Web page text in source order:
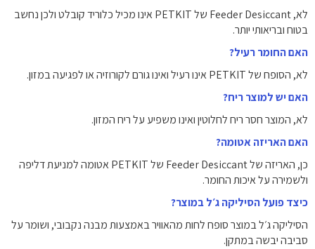
לא, Feeder Desiccant של PETKIT אינו מכיל כלוריד קובלט ולכן נחשב
בטוח ובריאותי יותר.
האם החומר רעיל?
לא, הסופח של PETKIT אינו רעיל ואינו גורם לקורוזיה או לפגיעה במזון.
האם יש למוצר ריח?
לא, המוצר חסר ריח לחלוטין ואינו משפיע על ריח המזון.
האם האריזה אטומה?
כן, האריזה של Feeder Desiccant של PETKIT אטומה למניעת דליפה
ולשמירה על איכות החומר.
כיצד פועל הסיליקה ג׳ל במוצר?
הסיליקה ג׳ל במוצר סופח לחות מהאוויר באמצעות מבנה נקבובי, ושומר על
סביבה יבשה במתקן.